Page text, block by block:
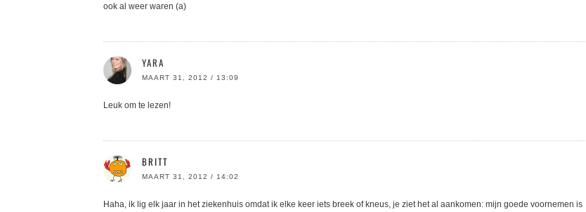
ook al weer waren (a)
YARA
MAART 31, 2012 / 13:09
Leuk om te lezen!
BRITT
MAART 31, 2012 / 14:02
Haha, ik lig elk jaar in het ziekenhuis omdat ik elke keer iets breek of kneus, je ziet het al aankomen: mijn goede voornemen is